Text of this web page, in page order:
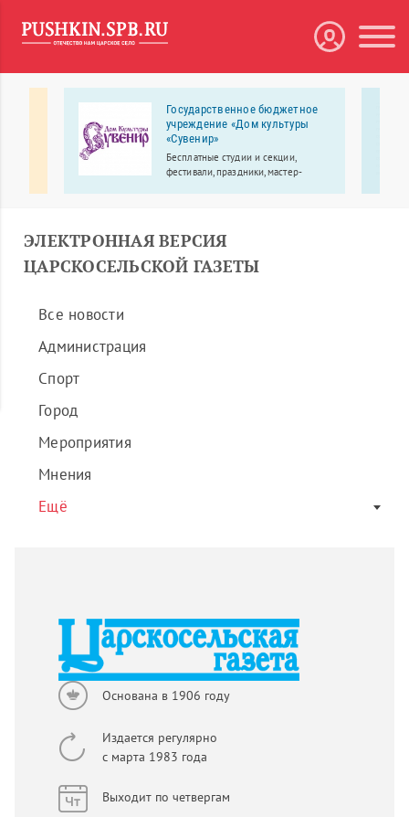
Государственное бюджетное
учреждение «Дом культуры
«Сувенир»
Бесплатные студии и секции,
фестивали, праздники, мастер-
ЭЛЕКТРОННАЯ ВЕРСИЯ
ЦАРСКОСЕЛЬСКОЙ ГАЗЕТЫ
Все новости
Администрация
Спорт
Город
Мероприятия
Мнения
Ещё
Основана в 1906 году
Издается регулярно
с марта 1983 года
Выходит по четвергам